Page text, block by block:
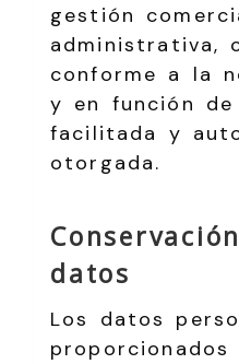
gestión
administrativa,
conforme a la
y en función
facilitada y
otorgada.
datos
Los datos
proporcionados